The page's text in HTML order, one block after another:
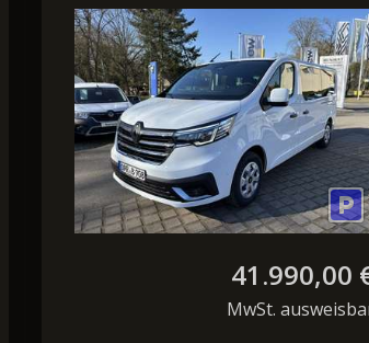
Grand Evolution
Blue dCi 170 EDC
MY24
41.990,00
MwSt.